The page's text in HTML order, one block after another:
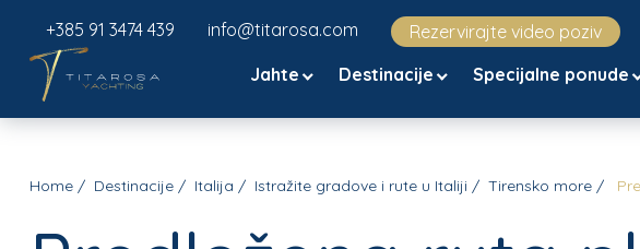
+385 91 3474 439 info@titarosa.com Rezervirajte video poziv
Jahte
Destinacije Specijalne ponude
Home Destinacije Italija Istražite gradove i rute u Italiji Tirensko more